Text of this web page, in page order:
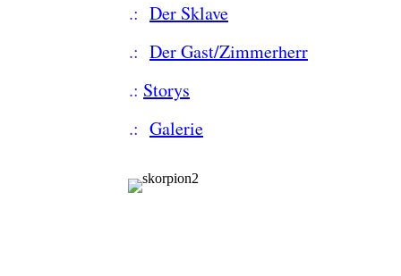
.: Der Sklave
.: Der Gast/Zimmerherr
.: Storys
.: Galerie